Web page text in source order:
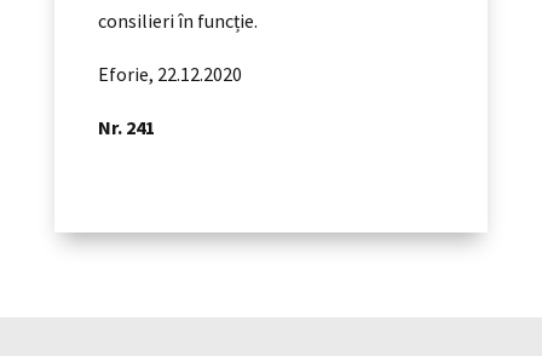
consilieri în funcție.
Eforie, 22.12.2020
Nr. 241